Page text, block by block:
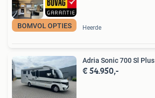
BOMVOL OPTIES Heerde
Adria Sonic 700 Sl Plus
€ 54.950,-